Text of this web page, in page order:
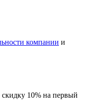
компании и
10% на первый